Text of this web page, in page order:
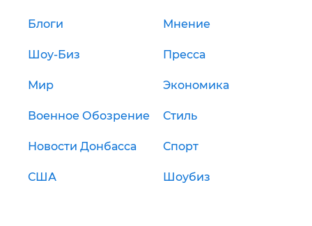
Блоги Мнение
Шоу-Биз Пресса
Мир Экономика
Военное Обозрение Стиль
Новости Донбасса Спорт
США Шоубиз